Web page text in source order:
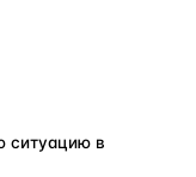
ситуацию в